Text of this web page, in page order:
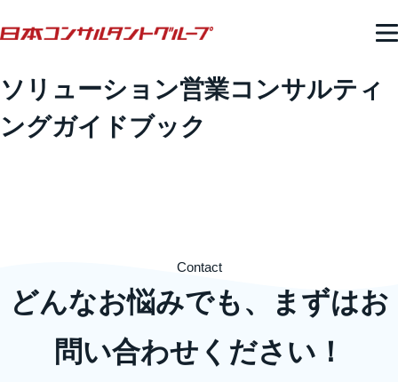
ソリューション営業コンサルティ
ングガイドブック
どんなお悩みでも、まずはお
問い合わせください！
Contact